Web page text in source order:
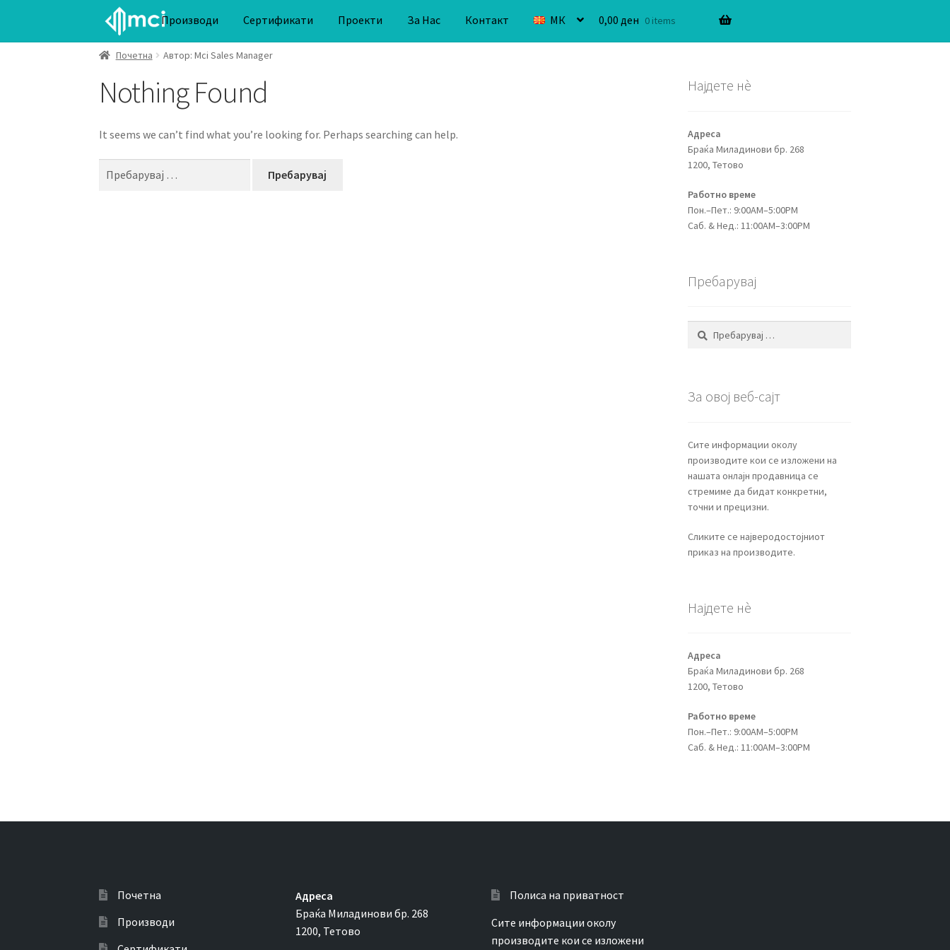
Skip
to
Skip
to
Производи Сертификати Проекти За Нас Контакт МК 0,00 ден 0 items
Почетна Автор: Mci Sales Manager
Nothing Found
It seems we can’t find what you’re looking for. Perhaps searching can help.
Пребарувај
Најдете нѐ
Адреса
Браќа Миладинови бр. 268
1200, Тетово
Работно време
Пон.–Пет.: 9:00AM–5:00PM
Саб. & Нед.: 11:00AM–3:00PM
Пребарувај
Пребарувај
За овој веб-сајт
Сите информации околу
производите кои се изложени на
нашата онлајн продавница се
стремиме да бидат конкретни,
точни и прецизни.
Сликите се најверодостојниот
приказ на производите.
Најдете нѐ
Адреса
Браќа Миладинови бр. 268
1200, Тетово
Работно време
Пон.–Пет.: 9:00AM–5:00PM
Саб. & Нед.: 11:00AM–3:00PM
Почетна
Производи
Адреса
Браќа Миладинови бр. 268
1200, Тетово
Полиса на приватност
Сите информации околу
производите кои се изложени